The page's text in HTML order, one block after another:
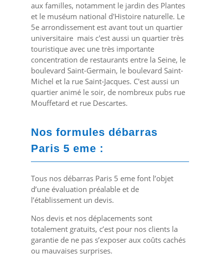
aux familles, notamment le jardin des Plantes
et le muséum national d'Histoire naturelle. Le
5earrondissement est avant tout un quartier
universitaire mais c'est aussi un quartier très
touristique avec une très importante
concentration de restaurants entre la Seine, le
boulevard Saint-Germain, le boulevard Saint-
Michel et la rue Saint-Jacques. C'est aussi un
quartier animé le soir, de nombreux pubs rue
Mouffetard et rue Descartes.
Nos formules débarras
Paris 5 eme :
Tous nos débarras Paris 5 eme font l’objet
d’une évaluation préalable et de
l’établissement un devis.
Nos devis et nos déplacements sont
totalement gratuits, c’est pour nos clients la
garantie de ne pas s’exposer aux coûts cachés
ou mauvaises surprises.